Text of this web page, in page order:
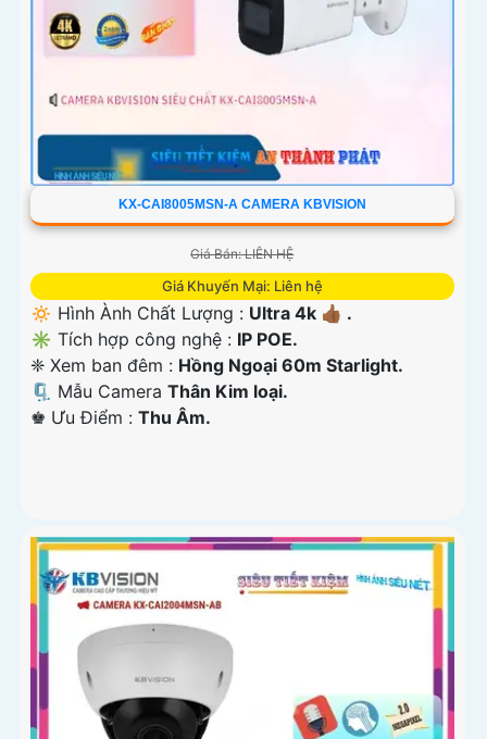
KX-CAI8005MSN-A CAMERA KBVISION
Giá Bán: LIÊN HỆ
Giá Khuyến Mại: Liên hệ
🔅 Hình Ành Chất Lượng : Ultra 4k 👍🏾 .
✳️ Tích hợp công nghệ : IP POE.
❈ Xem ban đêm : Hồng Ngoại 60m Starlight.
🗜️ Mẫu Camera Thân Kim loại.
️♚ Ưu Điểm : Thu Âm.